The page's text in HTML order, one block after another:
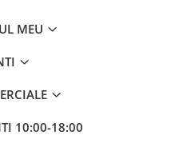
MEU
10:00-18:00